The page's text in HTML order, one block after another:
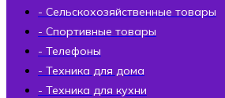
- Сельскохозяйственные товары
- Спортивные товары
- Телефоны
- Техника для дома
- Техника для кухни